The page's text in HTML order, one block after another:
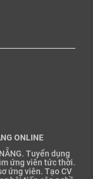
ONLINE
Tuyển dụng
ứng viên tức thời.
ứng viên. Tạo CV